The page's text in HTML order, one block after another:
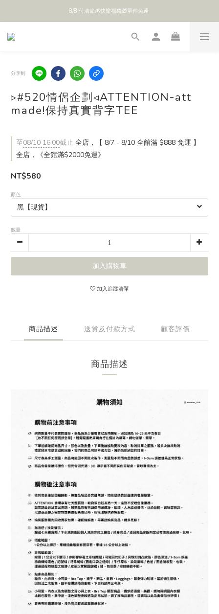
全館 $888 免運
8/8 付清節💰快樂福袋🎁單件免運
分享到
▹#520情侶企劃◃ATTENTION-att
made!保持真實背字TEE
至08/10 16:00截止 全店，【 8/7 - 8/10 全館滿 $888 免運 】
全店，《全館滿$2000免運》
NT$580
顏色
數量
加入購物車
加入追蹤清單
商品描述 送貨及付款方式 顧客評價
商品描述